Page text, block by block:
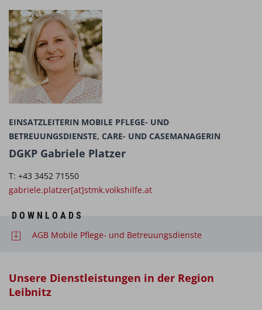
EINSATZLEITERIN MOBILE PFLEGE- UND
BETREUUNGSDIENSTE, CARE- UND CASEMANAGERIN
DGKP Gabriele Platzer
T: +43 3452 71550
gabriele.platzer[at]stmk.volkshilfe.at
DOWNLOADS
AGB Mobile Pflege- und Betreuungsdienste
Unsere Dienstleistungen in der Region
Leibnitz